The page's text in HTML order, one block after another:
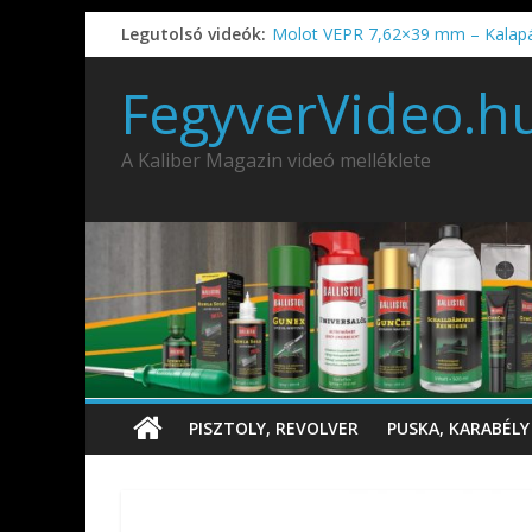
Legutolsó videók: Molot VEPR 7,62×39 mm –
IDÉN IS INDUL: Fegyvertervező-
IWA2026 – Puskák 1. rész
Ardesa Patriot “FAPADOS” .45
AMD-65 oktató METSZET
A Kaliber Magazin videó melléklete
PISZTOLY, REVOLVER PUSKA, KARABÉLY